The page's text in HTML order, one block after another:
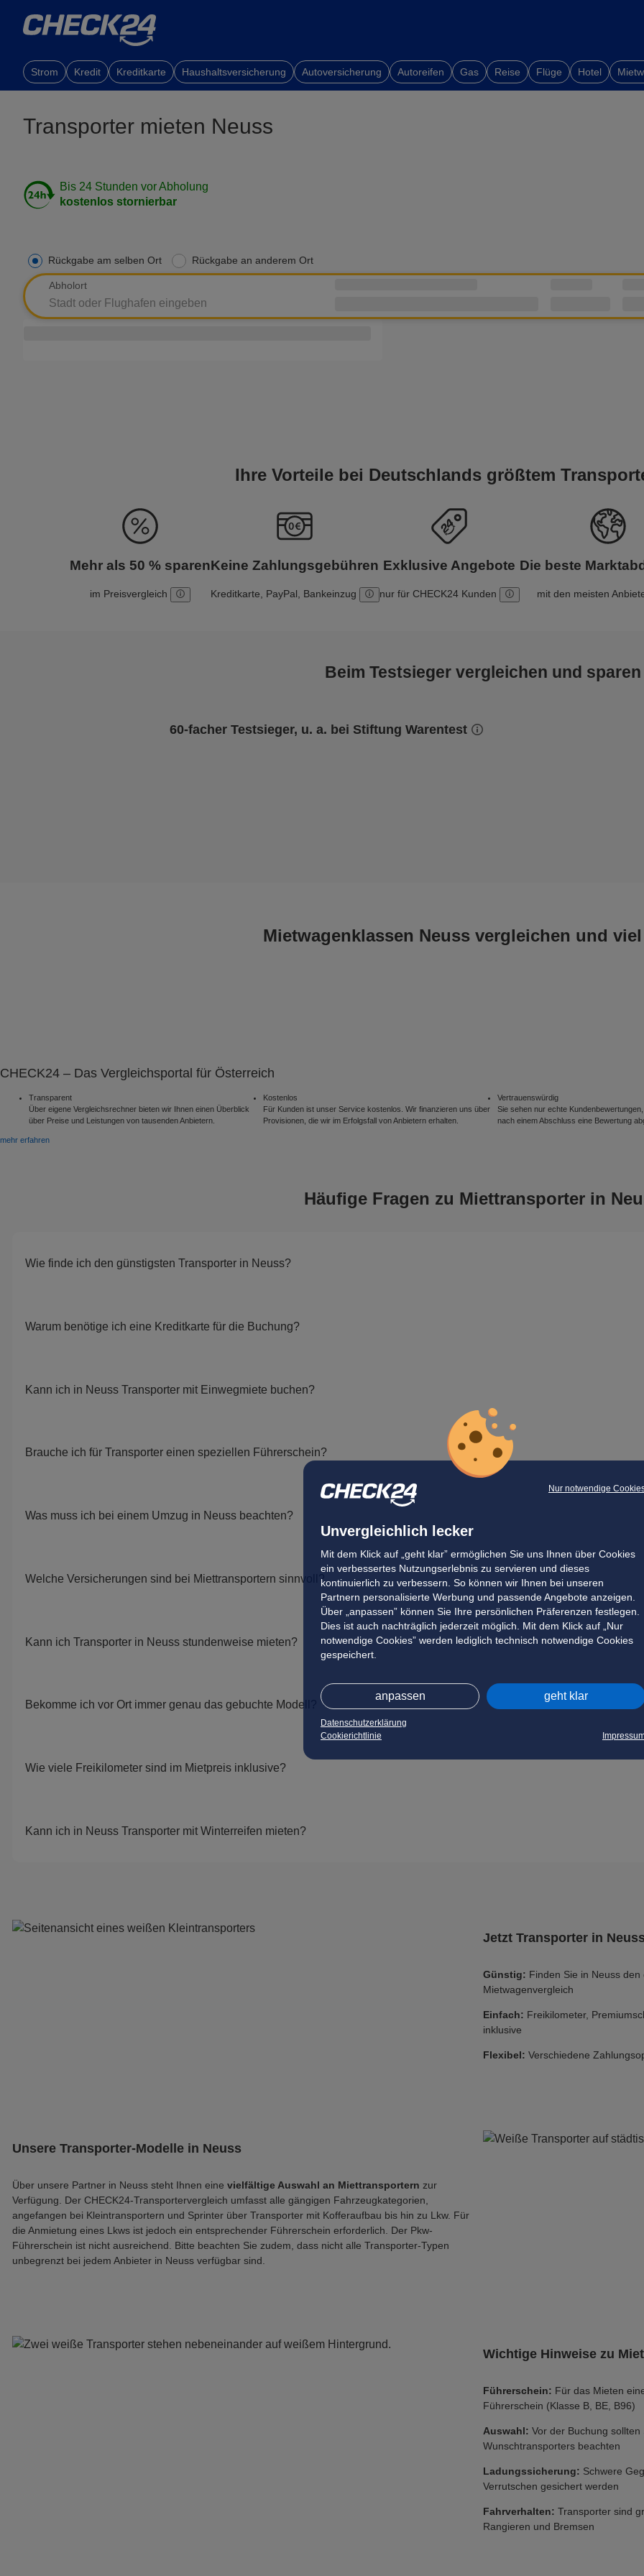
Nur notwendige
Unvergleichlich lecker
Mit dem Klick auf „geht klar” ermöglichen Sie uns Ihnen über Cookies
ein verbessertes Nutzungserlebnis zu servieren und dieses
kontinuierlich zu verbessern. So können wir Ihnen bei unseren
Partnern personalisierte Werbung und passende Angebote anzeigen.
Über „anpassen” können Sie Ihre persönlichen Präferenzen festlegen.
Dies ist auch nachträglich jederzeit möglich. Mit dem Klick auf „Nur
notwendige Cookies” werden lediglich technisch notwendige Cookies
gespeichert.
anpassen geht klar
Datenschutzerklärung
Cookierichtlinie
Strom Kredit Kreditkarte Haushaltsversicherung Autoversicherung Autoreifen Gas Reise Flüge Hotel
Transporter mieten Neuss
Bis 24 Stunden vor Abholung
kostenlos stornierbar
Rückgabe am selben Ort Rückgabe an anderem Ort
Abholort
Ihre Vorteile bei Deutschlands größtem
Mehr als 50 % sparen
im Preisvergleich
Keine Zahlungsgebühren
Kreditkarte, PayPal, Bankeinzug
Exklusive Angebote
nur für CHECK24 Kunden
Die beste
mit den meisten
Beim Testsieger vergleichen und sparen
60-facher Testsieger, u. a. bei Stiftung Warentest
Mietwagenklassen Neuss vergleichen und
CHECK24 – Das Vergleichsportal für Österreich
Transparent
Über eigene Vergleichsrechner bieten wir Ihnen einen Überblick
über Preise und Leistungen von tausenden Anbietern.
Kostenlos
Für Kunden ist unser Service kostenlos. Wir finanzieren uns über
Provisionen, die wir im Erfolgsfall von Anbietern erhalten.
Vertrauenswürdig
Sie sehen nur echte
nach einem Abschluss eine Bewertung
mehr erfahren
Häufige Fragen zu Miettransporter in
Wie finde ich den günstigsten Transporter in Neuss?
Warum benötige ich eine Kreditkarte für die Buchung?
Kann ich in Neuss Transporter mit Einwegmiete buchen?
Brauche ich für Transporter einen speziellen Führerschein?
Was muss ich bei einem Umzug in Neuss beachten?
Welche Versicherungen sind bei Miettransportern sinnvoll?
Kann ich Transporter in Neuss stundenweise mieten?
Bekomme ich vor Ort immer genau das gebuchte Modell?
Wie viele Freikilometer sind im Mietpreis inklusive?
Kann ich in Neuss Transporter mit Winterreifen mieten?
Jetzt Transporter in
Günstig: Finden Sie in Neuss
Mietwagenvergleich
Einfach: Freikilometer,
inklusive
Flexibel: Verschiedene
Unsere Transporter-Modelle in Neuss
Über unsere Partner in Neuss steht Ihnen eine vielfältige Auswahl an Miettransportern zur
Verfügung. Der CHECK24-Transportervergleich umfasst alle gängigen Fahrzeugkategorien,
angefangen bei Kleintransportern und Sprinter über Transporter mit Kofferaufbau bis hin zu Lkw. Für
die Anmietung eines Lkws ist jedoch ein entsprechender Führerschein erforderlich. Der Pkw-
Führerschein ist nicht ausreichend. Bitte beachten Sie zudem, dass nicht alle Transporter-Typen
unbegrenzt bei jedem Anbieter in Neuss verfügbar sind.
Wichtige Hinweise zu
Führerschein: Für das Mieten
Führerschein (Klasse B, BE, B96)
Auswahl: Vor der Buchung
Wunschtransporters beachten
Ladungssicherung: Schwere
Verrutschen gesichert werden
Fahrverhalten: Transporter sind
Rangieren und Bremsen